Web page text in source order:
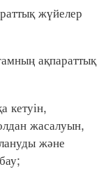
жүйелер
ақпараттық
кетуін,
жасалуын,
және